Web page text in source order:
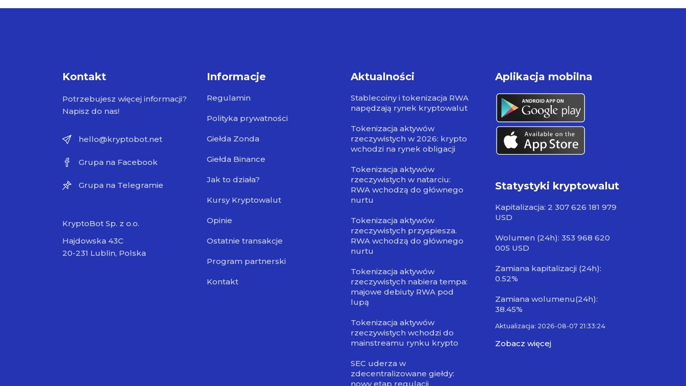
Kontakt
Potrzebujesz więcej informacji?
Napisz do nas!
hello@kryptobot.net
Grupa na Facebook
Grupa na Telegramie
KryptoBot Sp. z o.o.
Hajdowska 43C
20-231 Lublin, Polska
Informacje
Regulamin
Polityka prywatności
Giełda Zonda
Giełda Binance
Jak to działa?
Kursy Kryptowalut
Opinie
Ostatnie transakcje
Program partnerski
Kontakt
Aktualności
Stablecoiny i tokenizacja RWA
napędzają rynek kryptowalut
Tokenizacja aktywów
rzeczywistych w 2026: krypto
wchodzi na rynek obligacji
Tokenizacja aktywów
rzeczywistych w natarciu:
RWA wchodzą do głównego
nurtu
Tokenizacja aktywów
rzeczywistych przyspiesza.
RWA wchodzą do głównego
nurtu
Tokenizacja aktywów
rzeczywistych nabiera tempa:
majowe debiuty RWA pod
lupą
Tokenizacja aktywów
rzeczywistych wchodzi do
mainstreamu rynku krypto
SEC uderza w
zdecentralizowane giełdy:
nowy etap regulacji
Aplikacja mobilna
Statystyki kryptowalut
Kapitalizacja: 2 307 626 181 979
USD
Wolumen (24h): 353 968 620
005 USD
Zamiana kapitalizacji (24h):
0.52%
Zamiana wolumenu(24h):
38.45%
Aktualizacja: 2026-08-07 21:33:24
Zobacz więcej